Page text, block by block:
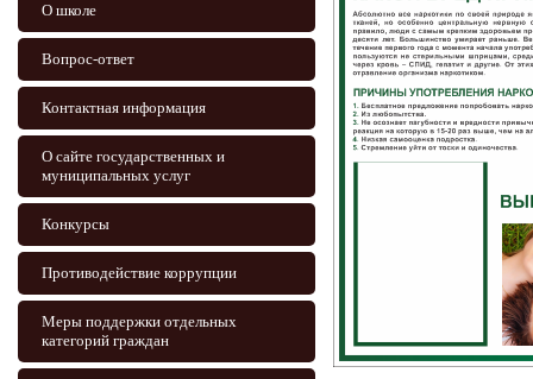
О школе
Вопрос-ответ
Контактная информация
О сайте государственных и
муниципальных услуг
Конкурсы
Противодействие коррупции
Меры поддержки отдельных
категорий граждан